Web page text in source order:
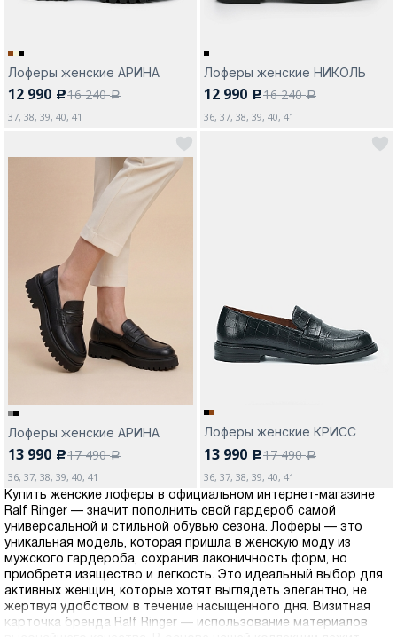
Лоферы женские АРИНА
12 990 c16 240a
37, 38, 39, 40, 41
Лоферы женские НИКОЛЬ
12 990 c16 240a
36, 37, 38, 39, 40, 41
Лоферы женские АРИНА
13 990 c17 490a
36, 37, 38, 39, 40, 41
Лоферы женские КРИСС
13 990 c17 490a
36, 37, 38, 39, 40, 41
Купить женские лоферы в официальном интернет-магазине
Ralf Ringer — значит пополнить свой гардероб самой
универсальной и стильной обувью сезона. Лоферы — это
уникальная модель, которая пришла в женскую моду из
мужского гардероба, сохранив лаконичность форм, но
приобретя изящество и легкость. Это идеальный выбор для
активных женщин, которые хотят выглядеть элегантно, не
жертвуя удобством в течение насыщенного дня. Визитная
карточка бренда Ralf Ringer — использование материалов